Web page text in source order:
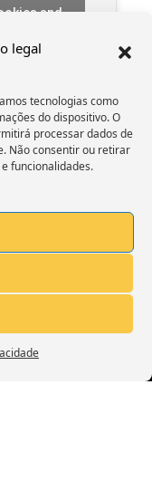
legal
tecnologias como
do dispositivo. O
processar dados de
Não consentir ou retirar
funcionalidades.
and
and